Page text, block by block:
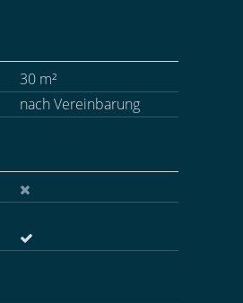
30 m²
nach Vereinbarung